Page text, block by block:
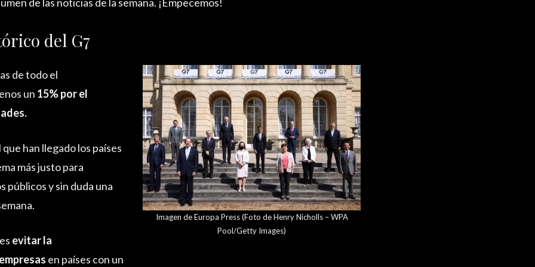
del G7
de todo el
un 15% por el
han llegado los países
más justo para
públicos y sin duda una
evitar la
en países con un
Imagen de Europa Press (Foto de Henry Nicholls – WPA
Pool/Getty Images)